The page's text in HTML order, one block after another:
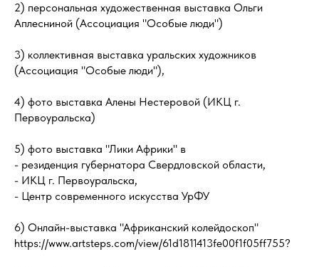
2) персональная художественная выставка Ольги
Аплесниной (Ассоциация "Особые люди")
3) коллективная выставка уральских художников
(Ассоциация "Особые люди"),
4) фото выставка Алены Нестеровой (ИКЦ г.
Первоуральска)
5) фото выставка "Лики Африки" в
- резиденция губернатора Свердловской области,
- ИКЦ г. Первоуральска,
- Центр современного искусства УрФУ
6) Онлайн-выставка "Африканский колейдоскоп"
https://www.artsteps.com/view/61d1811413fe00f1f05ff755?